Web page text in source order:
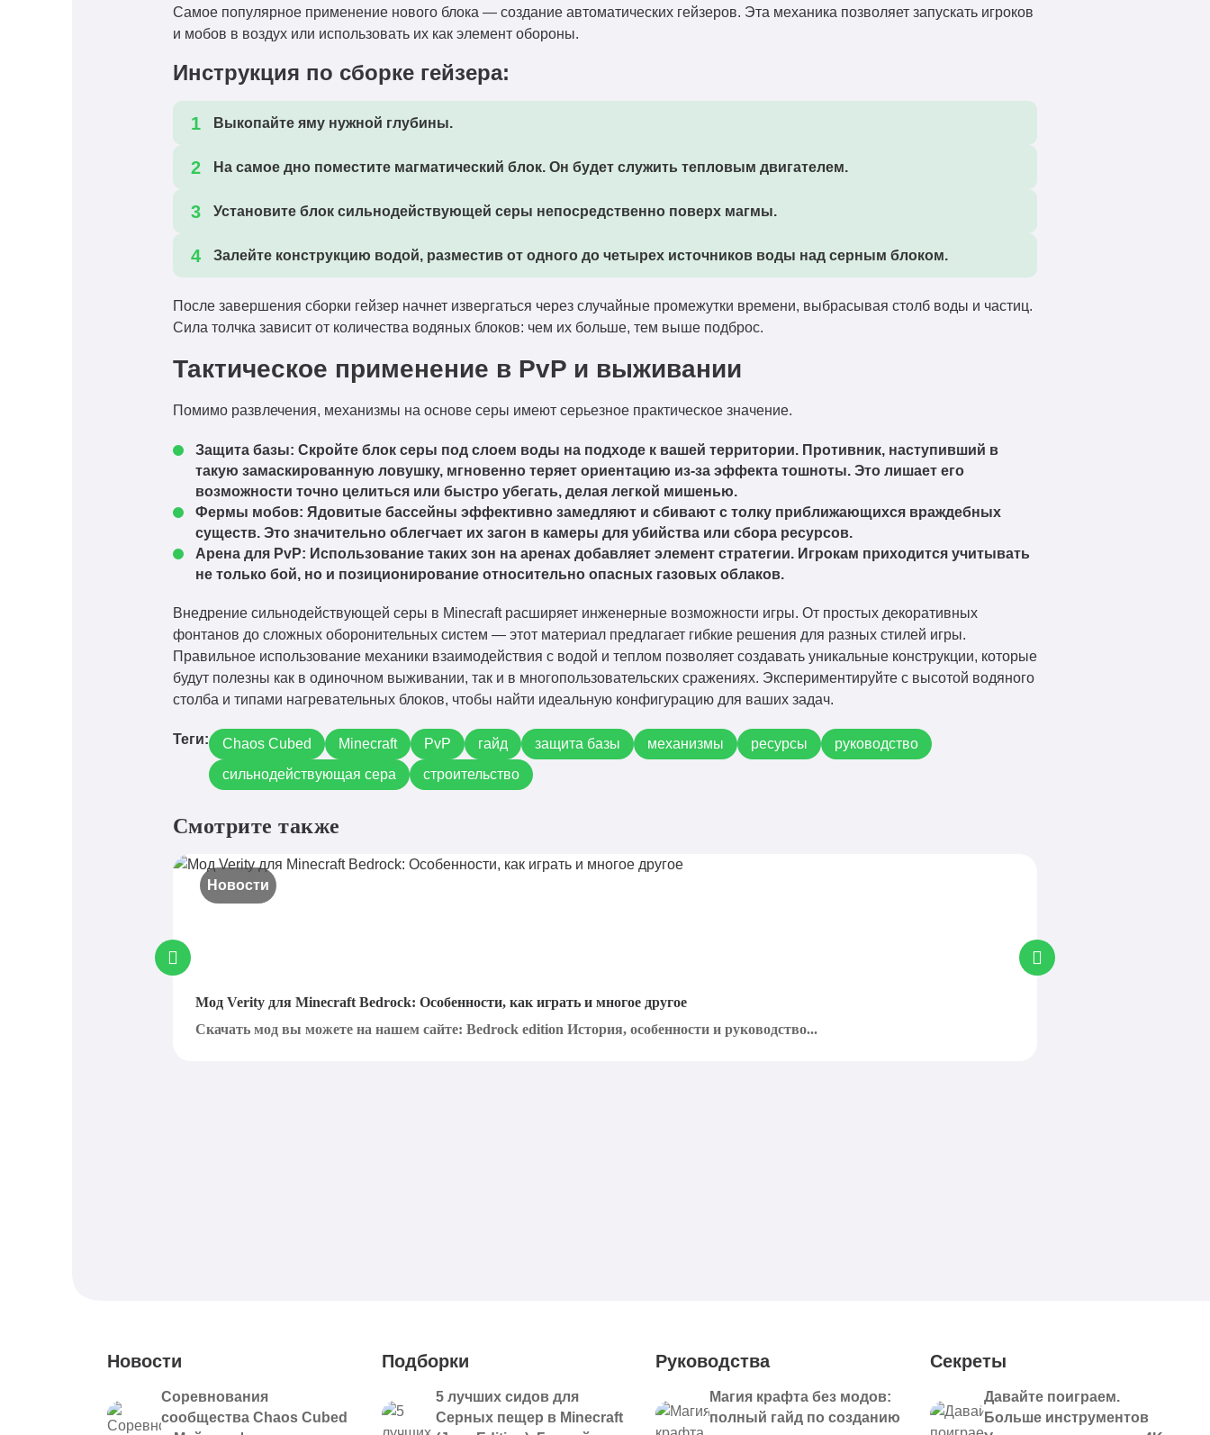
Самое популярное применение нового блока — создание автоматических гейзеров. Эта механика позволяет запускать игроков
и мобов в воздух или использовать их как элемент обороны.
Инструкция по сборке гейзера:
Выкопайте яму нужной глубины.
На самое дно поместите магматический блок. Он будет служить тепловым двигателем.
Установите блок сильнодействующей серы непосредственно поверх магмы.
Залейте конструкцию водой, разместив от одного до четырех источников воды над серным блоком.
После завершения сборки гейзер начнет извергаться через случайные промежутки времени, выбрасывая столб воды и частиц.
Сила толчка зависит от количества водяных блоков: чем их больше, тем выше подброс.
Тактическое применение в PvP и выживании
Помимо развлечения, механизмы на основе серы имеют серьезное практическое значение.
Защита базы: Скройте блок серы под слоем воды на подходе к вашей территории. Противник, наступивший в
такую замаскированную ловушку, мгновенно теряет ориентацию из-за эффекта тошноты. Это лишает его
возможности точно целиться или быстро убегать, делая легкой мишенью.
Фермы мобов: Ядовитые бассейны эффективно замедляют и сбивают с толку приближающихся враждебных
существ. Это значительно облегчает их загон в камеры для убийства или сбора ресурсов.
Арена для PvP: Использование таких зон на аренах добавляет элемент стратегии. Игрокам приходится учитывать
не только бой, но и позиционирование относительно опасных газовых облаков.
Внедрение сильнодействующей серы в Minecraft расширяет инженерные возможности игры. От простых декоративных
фонтанов до сложных оборонительных систем — этот материал предлагает гибкие решения для разных стилей игры.
Правильное использование механики взаимодействия с водой и теплом позволяет создавать уникальные конструкции, которые
будут полезны как в одиночном выживании, так и в многопользовательских сражениях. Экспериментируйте с высотой водяного
столба и типами нагревательных блоков, чтобы найти идеальную конфигурацию для ваших задач.
Теги: Chaos Cubed Minecraft PvP гайд защита базы механизмы ресурсы
руководство
сильнодействующая сера
строительство
Смотрите также
Новости
Мод Verity для Minecraft Bedrock: Особенности, как играть и многое другое
Скачать мод вы можете на нашем сайте: Bedrock edition История, особенности и руководство...
Новости
Соревнования
сообщества Chaos Cubed
Подборки
5 лучших сидов для
Серных пещер в Minecraft
Руководства
Магия крафта без модов:
полный гайд по созданию
Секреты
Давайте поиграем.
Больше инструментов